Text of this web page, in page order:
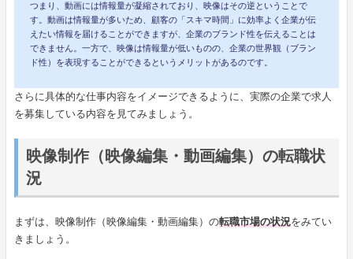
つまり、動画には情報量が凝縮されており、映像はその逆ということで
す。動画は情報量が多いため、顧客の「スキマ時間」に効率よく企業が伝
えたい情報を届けることができますが、企業のブランド性を伝えることは
できません。一方で、映像は情報量が低いものの、企業の世界観（ブラン
ド性）を表現することができるというメリットがあるのです。
さらに具体的な仕事内容をイメージできるように、実際の企業で求人
を募集している内容を見てみましょう。
映像制作（映像編集・動画編集）の転職状
況
まずは、映像制作（映像編集・動画編集）の転職市場の状況をみてい
きましょう。